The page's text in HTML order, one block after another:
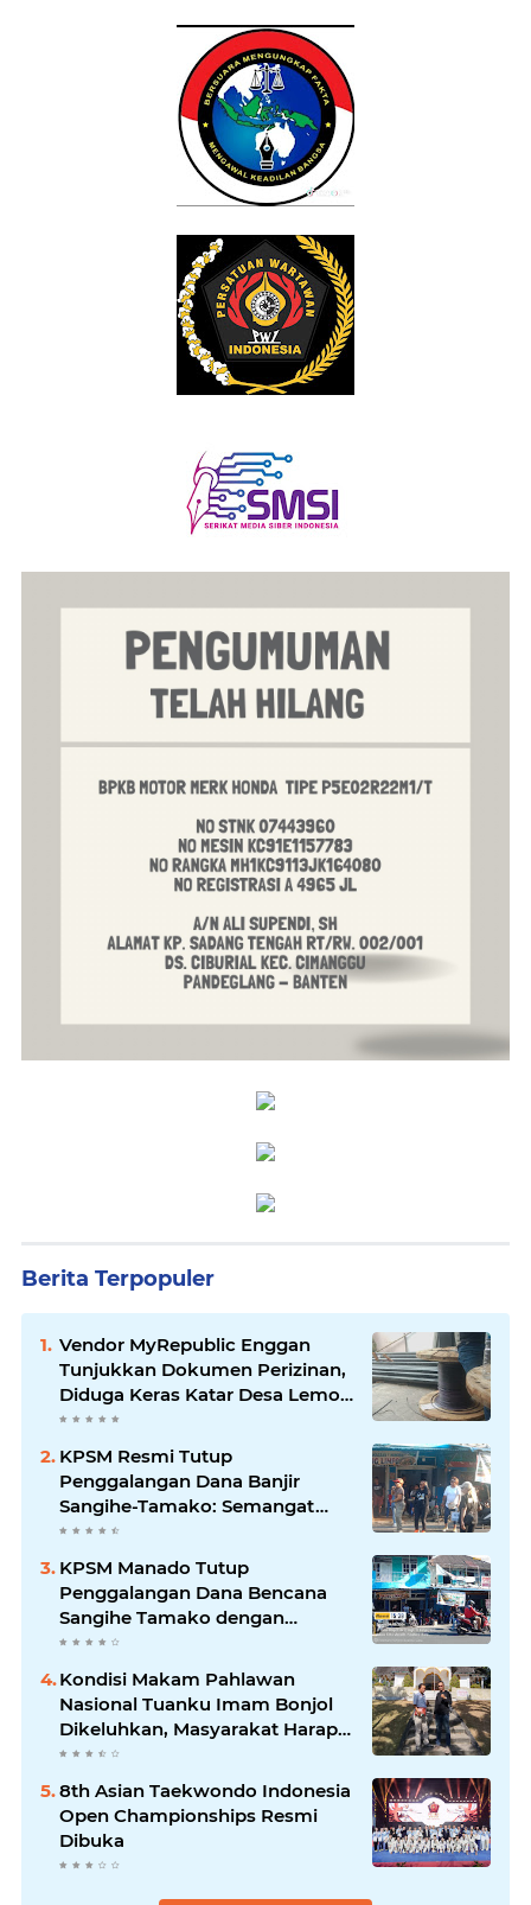
Berita Terpopuler
Vendor MyRepublic Enggan
Tunjukkan Dokumen Perizinan,
Diduga Keras Katar Desa Lemo
Disebut Handle Kordinasi
KPSM Resmi Tutup
Penggalangan Dana Banjir
Sangihe-Tamako: Semangat
Kebersamaan & Solidaritas
KPSM Manado Tutup
Penggalangan Dana Bencana
Sangihe Tamako dengan
Semangat Tinggi, Dihadiri
Kondisi Makam Pahlawan
Nasional Tuanku Imam Bonjol
Dikeluhkan, Masyarakat Harap
Pemerintah Segera Lakukan
8th Asian Taekwondo Indonesia
Open Championships Resmi
Dibuka